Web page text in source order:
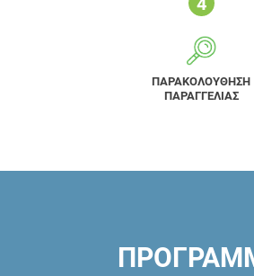
ΠΑΡΑΚΟΛΟΥΘΗΣΗ
ΠΑΡΑΓΓΕΛΙΑΣ